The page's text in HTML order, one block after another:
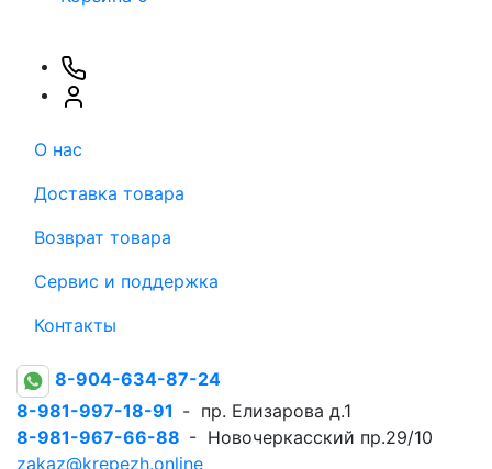
О нас
Доставка товара
Возврат товара
Сервис и поддержка
Контакты
8-904-634-87-24
8-981-997-18-91 - пр. Елизарова д.1
8-981-967-66-88 - Новочеркасский пр.29/10
zakaz@krepezh.online